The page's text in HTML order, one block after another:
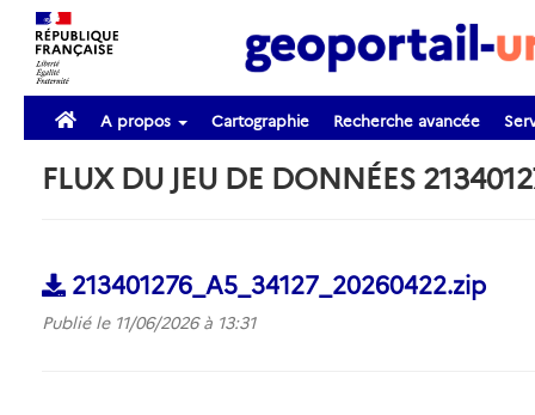
A propos Cartographie Recherche avancée
FLUX DU JEU DE DONNÉES
213401276_A5_34127_20260422.zip
Publié le 11/06/2026 à 13:31